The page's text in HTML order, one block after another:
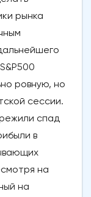
рынка
ровную, но
сессии.
спад
в
на
на